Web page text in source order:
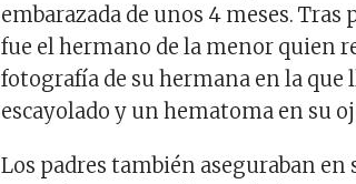
embarazada de unos 4 meses. Tras
fue el hermano de la menor quien
fotografía de su hermana en la que
escayolado y un hematoma en su
Los padres también aseguraban